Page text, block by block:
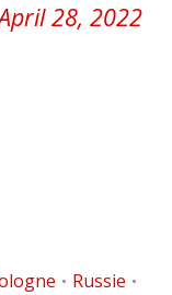
28, 2022
• Russie •